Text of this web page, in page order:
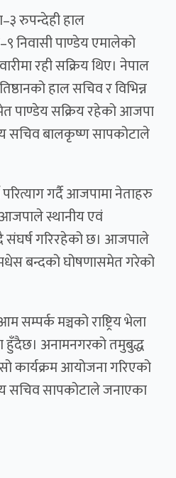
रुपन्देही हाल
निवासी पाण्डेय एमालेको
रही सक्रिय थिए। नेपाल
हाल सचिव र विभिन्न
पाण्डेय सक्रिय रहेको आजपा
सचिव बालकृष्ण सापकोटाले
परित्याग गर्दै आजपामा नेताहरु
स्थानीय एवं
संघर्ष गरिरहेको छ। आजपाले
मधेस बन्दको घोषणासमेत गरेको
मञ्चको राष्ट्रिय भेला
हुँदैछ। अनामनगरको तमुबुद्ध
कार्यक्रम आयोजना गरिएको
सचिव सापकोटाले जनाएका